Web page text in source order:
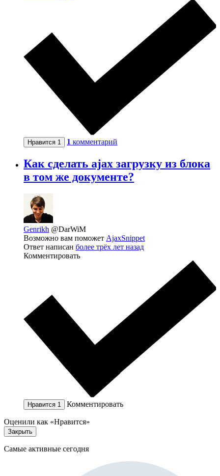
Нравится 1 1 комментарий
Как сделать ajax загрузку из блока
в том же документе?
Genrikh @DarWiM
Возможно вам поможет AjaxSnippet
Ответ написан более трёх лет назад
Комментировать
Нравится 1 Комментировать
Оценили как «Нравится»
Закрыть
Самые активные сегодня